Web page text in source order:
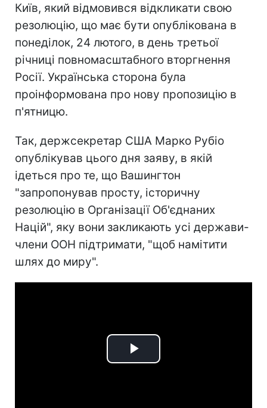
Київ, який відмовився відкликати свою
резолюцію, що має бути опублікована в
понеділок, 24 лютого, в день третьої
річниці повномасштабного вторгнення
Росії. Українська сторона була
проінформована про нову пропозицію в
п'ятницю.
Так, держсекретар США Марко Рубіо
опублікував цього дня заяву, в якій
ідеться про те, що Вашингтон
"запропонував просту, історичну
резолюцію в Організації Об'єднаних
Націй", яку вони закликають усі держави-
члени ООН підтримати, "щоб намітити
шлях до миру".
Play